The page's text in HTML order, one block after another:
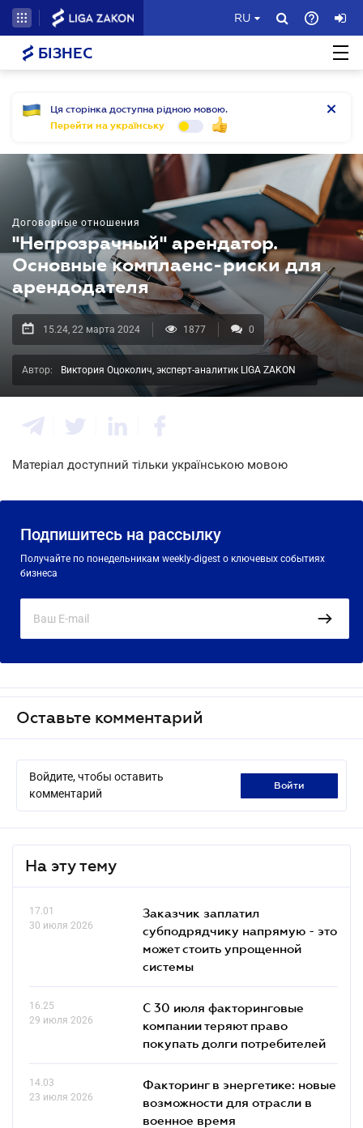
RU
БІЗНЕС
Ця сторінка доступна рідною мовою.
Перейти на українську
Договорные отношения
"Непрозрачный" арендатор.
Основные комплаенс-риски для
арендодателя
15.24, 22 марта 2024 1877 0
Автор: Виктория Оцоколич, эксперт-аналитик LIGA ZAKON
Матеріал доступний тільки українською мовою
Подпишитесь на рассылку
Получайте по понедельникам weekly-digest о ключевых событиях
бизнеса
Оставьте комментарий
Войдите, чтобы оставить
комментарий
войти
На эту тему
17.01
30 июля 2026
Заказчик заплатил
субподрядчику напрямую - это
может стоить упрощенной
системы
16.25
29 июля 2026
С 30 июля факторинговые
компании теряют право
покупать долги потребителей
14.03
23 июля 2026
Факторинг в энергетике: новые
возможности для отрасли в
военное время